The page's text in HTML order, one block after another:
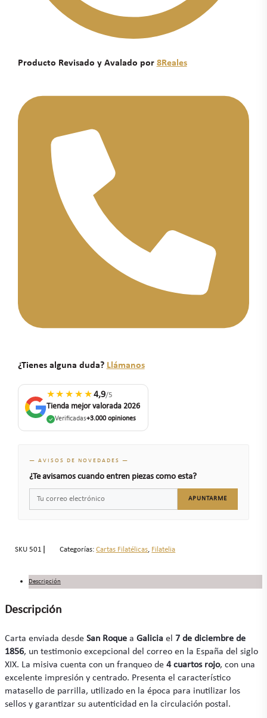
Producto Revisado y Avalado por 8Reales
¿Tienes alguna duda? Llámanos
★★★★★4,9/5
Tienda mejor valorada 2026
Verificadas+3.000 opiniones
— AVISOS DE NOVEDADES —
¿Te avisamos cuando entren piezas como esta?
APUNTARME
SKU501 Categorías: Cartas Filatélicas, Filatelia
Descripción
Descripción
Carta enviada desde San Roque a Galicia el 7 de diciembre de
1856, un testimonio excepcional del correo en la España del siglo
XIX. La misiva cuenta con un franqueo de 4 cuartos rojo, con una
excelente impresión y centrado. Presenta el característico
matasello de parrilla, utilizado en la época para inutilizar los
sellos y garantizar su autenticidad en la circulación postal.